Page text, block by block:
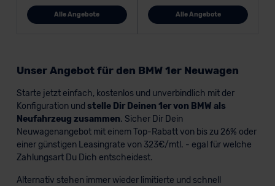
Alle Angebote Alle Angebote
Unser Angebot für den BMW 1er Neuwagen
Starte jetzt einfach, kostenlos und unverbindlich mit der
Konfiguration und stelle Dir Deinen 1er von BMW als
Neufahrzeug zusammen. Sicher Dir Dein
Neuwagenangebot mit einem Top-Rabatt von bis zu 26% oder
einer günstigen Leasingrate von 323€/mtl. - egal für welche
Zahlungsart Du Dich entscheidest.
Alternativ stehen immer wieder limitierte und schnell